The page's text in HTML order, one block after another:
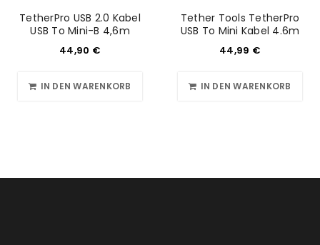
TetherPro USB 2.0 Kabel
USB To Mini-B 4,6m
44,90 €
IN DEN WARENKORB
Tether Tools TetherPro
USB To Mini Kabel 4.6m
44,99 €
IN DEN WARENKORB